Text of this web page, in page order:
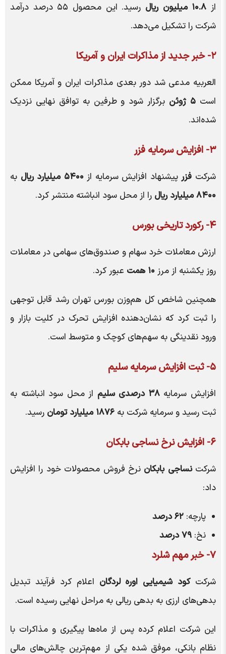
از ۱۰.۸ میلیون ریال
رسید. این محصول ۵۵ درصد درآمد
شرکت را تشکیل می‌دهد.
۲- خبر جدید از مذاکرات ایران و آمریکا
العربیه مدعی شد دور بعدی مذاکرات ایران و آمریکا ممکن
است ۵ ژوئن
برگزار شود و طرفین به توافق نهایی نزدیک
شده‌اند.
۳- افزایش سرمایه فزر
شرکت فزرپیشنهاد افزایش سرمایه از۵۴۰۰ میلیارد ریال
به
۸۴۰۰ میلیارد ریال
را از محل سود انباشته منتشر کرد.
۴- رکورد تاریخی بورس
ارزش معاملات خرد سهام و صندوق‌های سهامی در معاملات
روز یکشنبه از مرز ۱۰ همت عبور کرد.
همچنین شاخص کل هم‌وزن بورس تهران رشد قابل توجهی
را ثبت کرد که نشان‌دهنده افزایش تحرک در کلیت بازار و
ورود نقدینگی به سهم‌های کوچک و متوسط است.
۵- ثبت افزایش سرمایه سلیم
افزایش سرمایه۳۸ درصدی سلیم
از محل سود انباشته به
ثبت رسید و سرمایه شرکت به ۱۸۷۶ میلیارد تومان رسید.
۶- افزایش نرخ نساجی بابکان
شرکتنساجی بابکان نرخ فروش محصولات خود را افزایش
داد:
پارچه: ۶۲ درصد
نخ: ۷۹ درصد
۷- خبر مهم شلرد
شرکتکود شیمیایی اوره لردگان اعلام کرد فرآیند تبدیل
بدهی‌های ارزی به بدهی ریالی به مراحل نهایی رسیده است.
این شرکت اعلام کرده پس از ماه‌ها پیگیری و مذاکرات با
نظام بانکی، موفق شده یکی از مهم‌ترین چالش‌های مالی